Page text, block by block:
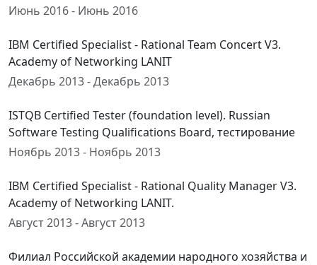
Июнь 2016 - Июнь 2016
IBM Certified Specialist - Rational Team Concert V3.
Academy of Networking LANIT
Декабрь 2013 - Декабрь 2013
ISTQB Certified Tester (foundation level). Russian
Software Testing Qualifications Board, тестирование
Ноябрь 2013 - Ноябрь 2013
IBM Certified Specialist - Rational Quality Manager V3.
Academy of Networking LANIT.
Август 2013 - Август 2013
Филиал Российской академии народного хозяйства и